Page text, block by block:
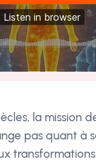
la mission
pas quant à